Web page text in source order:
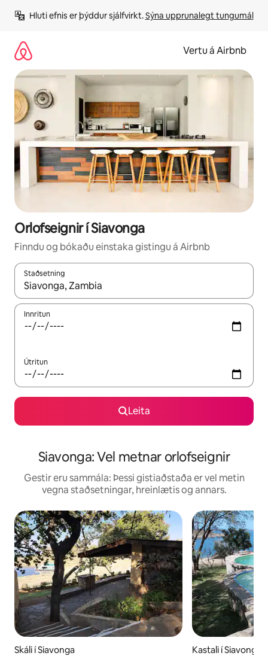
beint
Hluti efnis er þýddur sjálfvirkt. Sýna upprunalegt tungumál
Vertu á Airbnb
Orlofseignir í Siavonga
Finndu og bókaðu einstaka gistingu á Airbnb
Staðsetning
Þegar niðurstöður liggja fyrir skaltu nota upp og niður
Innritun
Útritun
Leita
Siavonga: Vel metnar orlofseignir
Gestir eru sammála: Þessi gistiaðstaða er vel metin
vegna staðsetningar, hreinlætis og annars.
Skáli í Siavonga
Kastali í Siavonga